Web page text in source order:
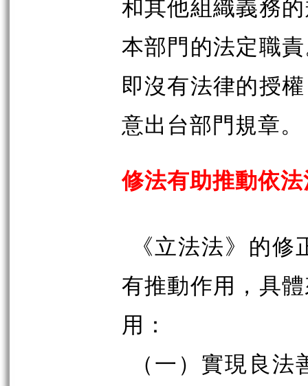
和其他組織義務
本部門的法定職
即沒有法律的授
意出台部門規章。
修法有助推動依
《立法法》的
有推動作用，具
用：
（一）實現良